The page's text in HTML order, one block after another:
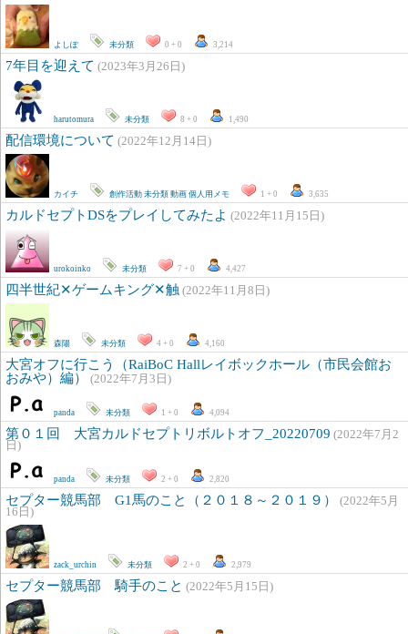
よしぽ 未分類 0 + 0 3,214
7年目を迎えて (2023年3月26日)
harutomura 未分類 8 + 0 1,490
配信環境について (2022年12月14日)
カイチ 創作活動 未分類 動画 個人用メモ 1 + 0 3,635
カルドセプトDSをプレイしてみたよ (2022年11月15日)
urokoinko 未分類 7 + 0 4,427
四半世紀✕ゲームキング✕触 (2022年11月8日)
森陽 未分類 4 + 0 4,160
大宮オフに行こう（RaiBoC Hallレイボックホール（市民会館お
おみや）編）
(2022年7月3日)
panda 未分類 1 + 0 4,094
第０１回 大宮カルドセプトリボルトオフ_20220709 (2022年7月2
日)
panda 未分類 2 + 0 2,820
セプター競馬部 G1馬のこと（２０１８～２０１９）
(2022年5月
16日)
zack_urchin 未分類 2 + 0 2,979
セプター競馬部 騎手のこと (2022年5月15日)